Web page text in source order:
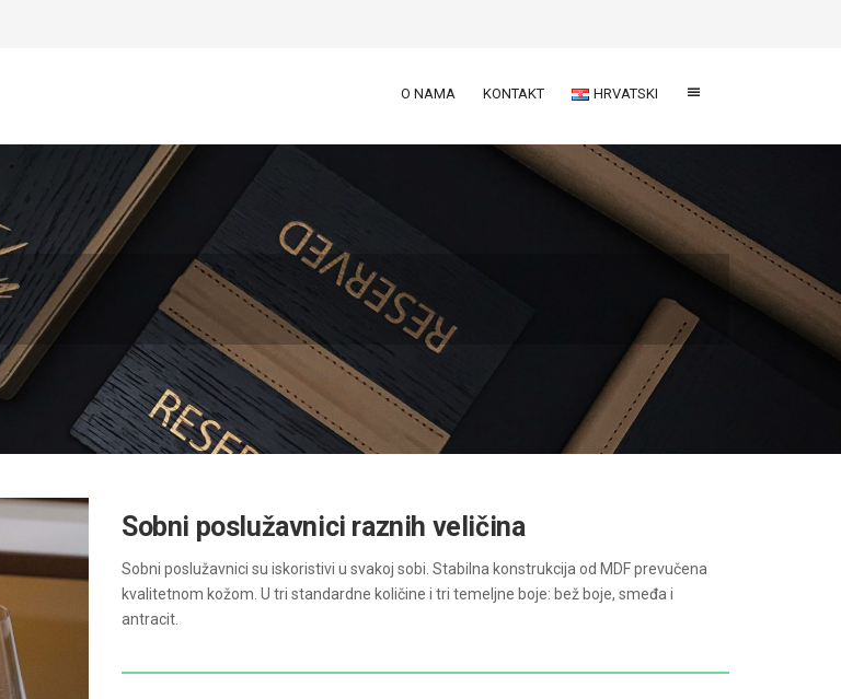
O NAMA KONTAKT HRVATSKI
Sobni poslužavnici raznih veličina
Sobni poslužavnici su iskoristivi u svakoj sobi. Stabilna konstrukcija od MDF prevučena
kvalitetnom kožom. U tri standardne količine i tri temeljne boje: bež boje, smeđa i
antracit.